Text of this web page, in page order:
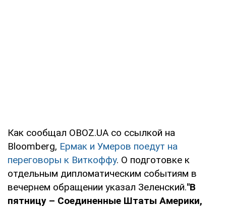
Как сообщал OBOZ.UA со ссылкой на
Bloomberg, Ермак и Умеров поедут на
переговоры к Виткоффу. О подготовке к
отдельным дипломатическим событиям в
вечернем обращении указал Зеленский."В
пятницу – Соединенные Штаты Америки,